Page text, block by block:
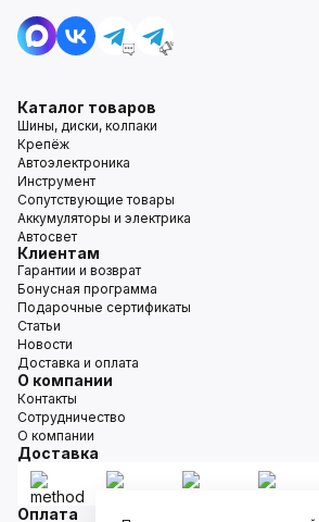
Каталог товаров
Шины, диски, колпаки
Крепёж
Автоэлектроника
Инструмент
Сопутствующие товары
Аккумуляторы и электрика
Автосвет
Клиентам
Гарантии и возврат
Бонусная программа
Подарочные сертификаты
Статьи
Новости
Доставка и оплата
О компании
Контакты
Сотрудничество
О компании
Доставка
Оплата